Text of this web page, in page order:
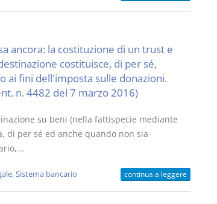
ancora: la costituzione di un trust e
costituisce, di per sé,
ai fini dell'imposta sulle donazioni.
n. 4482 del 7 marzo 2016)
su beni (nella fattispecie mediante
di per sé ed anche quando non sia
,Sistema bancario continua a leggere